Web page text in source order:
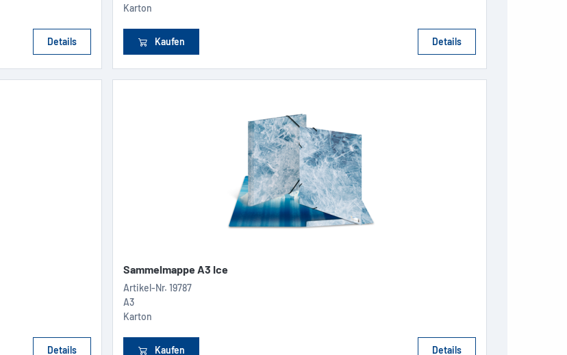
Details
Karton
Kaufen Details
Details
Sammelmappe A3 Ice
Artikel-Nr. 19787
A3
Karton
Kaufen Details